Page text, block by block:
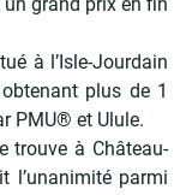
à l’Isle-Jourdain
plus de 1
PMU® et Ulule.
trouve à Château-
l’unanimité parmi